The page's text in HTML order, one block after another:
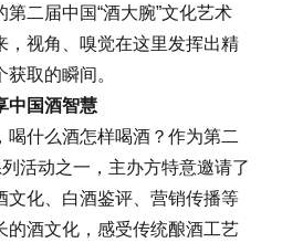
二届中国“酒大腕”文化艺术
，视角、嗅觉在这里发挥出精
取的瞬间。
国酒智慧
什么酒怎样喝酒？作为第二
活动之一，主办方特意邀请了
文化、白酒鉴评、营销传播等
的酒文化，感受传统酿酒工艺